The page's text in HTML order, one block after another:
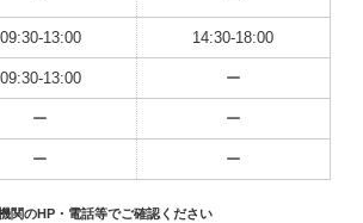
09:30-13:00 14:30-18:00
09:30-13:00 ー
ー ー
ー ー
関のHP・電話等でご確認ください